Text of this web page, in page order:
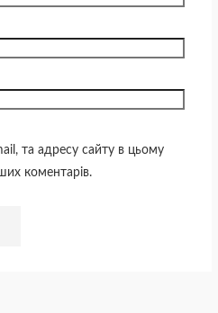
та адресу сайту в цьому
коментарів.